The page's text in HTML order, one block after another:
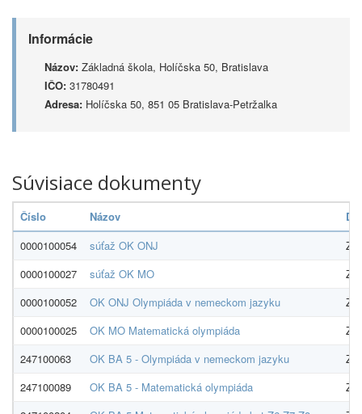
Informácie
Názov: Základná škola, Holíčska 50, Bratislava
IČO: 31780491
Adresa: Holíčska 50, 851 05 Bratislava-Petržalka
Súvisiace dokumenty
Číslo Názov
0000100054
súťaž OK ONJ
0000100027
súťaž OK MO
0000100052
OK ONJ Olympiáda v nemeckom jazyku
0000100025
OK MO Matematická olympiáda
247100063
OK BA 5 - Olympiáda v nemeckom jazyku
247100089
OK BA 5 - Matematická olympiáda